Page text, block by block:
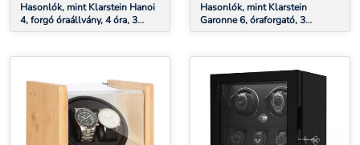
Hasonlók, mint Klarstein Hanoi
4, forgó óraállvány, 4 óra, 3
sebesség, 4 üzemmód, bambusz
Hasonlók, mint Klarstein
Garonne 6, óraforgató, 3
forgótányér, 6 óra részére, 3